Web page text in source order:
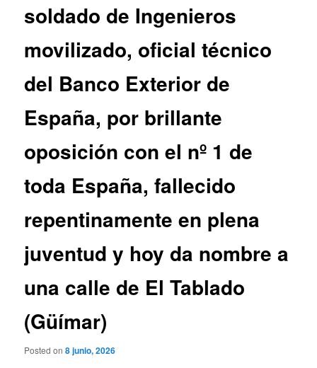
soldado de Ingenieros
movilizado, oficial técnico
del Banco Exterior de
España, por brillante
oposición con el nº 1 de
toda España, fallecido
repentinamente en plena
juventud y hoy da nombre a
una calle de El Tablado
(Güímar)
Posted on8 junio, 2026